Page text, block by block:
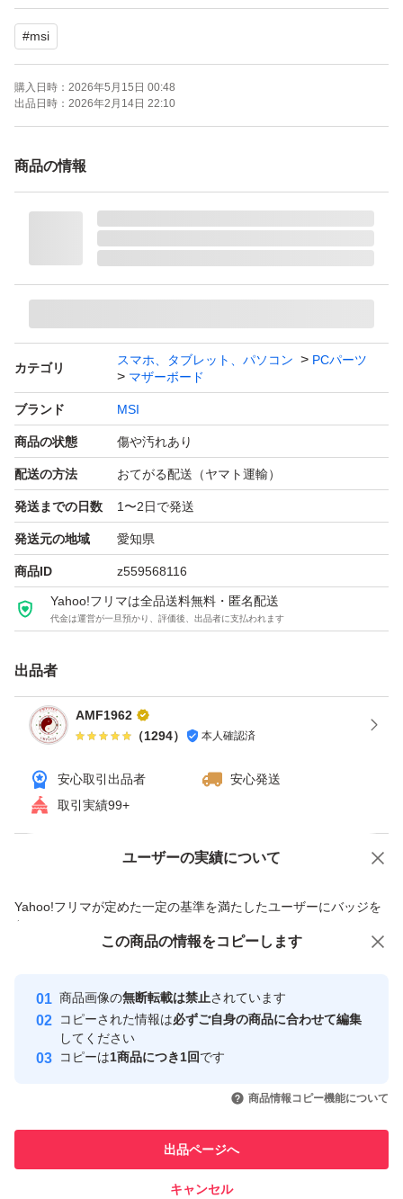
最大メモリー容量：64.0 GB
SATAポート数：6.0 ポート
商品にご興味をお持ちいただき、ありがとうございます。
下記の内容を必ずご確認のうえ、ご入札をお願いいたしま
す。
非常識な交渉する場合 即ブロックします
また、受け取り評価を速やかにされない方も次の取引は無
この商品は価格交渉はありません
■動作確認内容
以下の動作確認を行っています：
BIOS起動確認済
Windows起動・動作確認済
PCI Express動作確認済
LANポート動作確認済
USBポート動作確認済
中古品（キズ・汚れ・破損あり）です。
写真は必ず確認してください
■注意事項
当方の不要品の出品となります。
非喫煙・ペットなしの環境で保管しています。
商品詳細は公式HP等でご確認ください。
動作確認は当方の環境で行っております。
全てのピンやチップ等、
#msi
購入日時： 2026年5月15日 00:48
出品日時： 2026年2月14日 22:10
商品の情報
カテゴリ
スマホ、タブレット、パソコン
PCパーツ
マザーボード
ブランド MSI
商品の状態 傷や汚れあり
配送の方法 おてがる配送（ヤマト運輸）
発送までの日数 1〜2日で発送
発送元の地域 愛知県
商品ID z559568116
Yahoo!フリマは全品送料無料・匿名配送
代金は運営が一旦預かり、評価後、出品者に支払われます
出品者
AMF1962
（1294） 本人確認済
安心取引出品者
安心発送
取引実績99+
ユーザーの実績について
Yahoo!フリマが定めた一定の基準を満たしたユーザーにバッジを
付与しています
安心取引出品者
心・安全なユーザーです
取引実績
引を完了させた実績があります
での取引実績があります
価格の相談 商品への質問
この商品の情報をコピーします
商品画像の無断転載は禁止されています
コピーされた情報は必ずご自身の商品に合わせて編集
してください
コピーは1商品につき1回です
商品情報コピー機能について
出品ページへ
キャンセル
この商品をみている人にオススメ